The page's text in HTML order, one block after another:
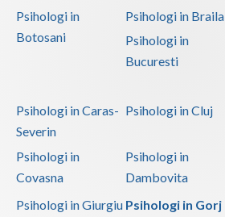
Psihologi in
Botosani
Psihologi in Braila
Psihologi in
Bucuresti
Psihologi in Caras-
Severin
Psihologi in Cluj
Psihologi in
Covasna
Psihologi in
Dambovita
Psihologi in Giurgiu Psihologi in Gorj